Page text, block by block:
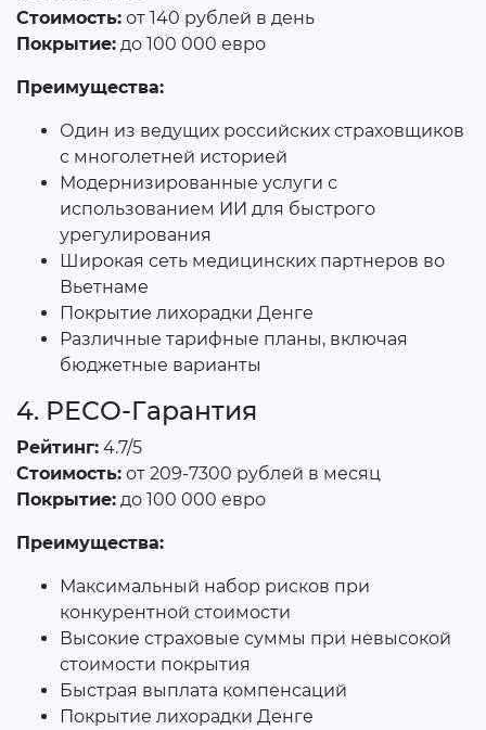
Стоимость: от 140 рублей в день
Покрытие: до 100 000 евро
Преимущества:
Один из ведущих российских страховщиков
с многолетней историей
Модернизированные услуги с
использованием ИИ для быстрого
урегулирования
Широкая сеть медицинских партнеров во
Вьетнаме
Покрытие лихорадки Денге
Различные тарифные планы, включая
бюджетные варианты
4. РЕСО-Гарантия
Рейтинг: 4.7/5
Стоимость: от 209-7300 рублей в месяц
Покрытие: до 100 000 евро
Преимущества:
Максимальный набор рисков при
конкурентной стоимости
Высокие страховые суммы при невысокой
стоимости покрытия
Быстрая выплата компенсаций
Покрытие лихорадки Денге